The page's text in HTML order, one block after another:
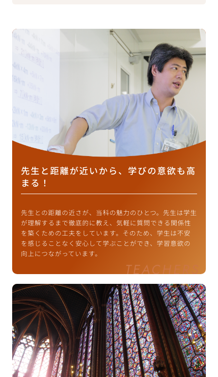
先生と距離が近いから、学びの意欲も高
まる！
先生との距離の近さが、当科の魅力のひとつ。先生は学生
が理解するまで徹底的に教え、気軽に質問できる関係性
を築くための工夫をしています。そのため、学生は不安
を感じることなく安心して学ぶことができ、学習意欲の
向上につながっています。